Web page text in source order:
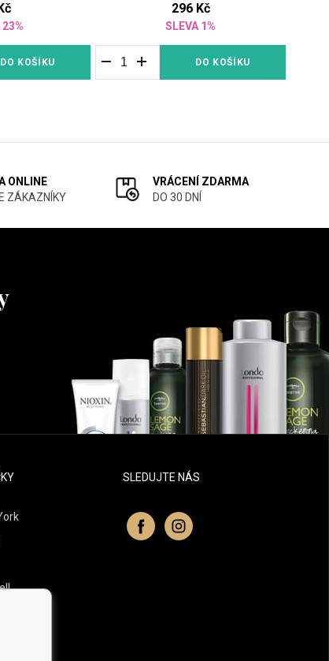
23%
DO KOŠÍKU
296 Kč
SLEVA 1%
DO KOŠÍKU
ONLINE
ZÁKAZNÍKY
VRÁCENÍ ZDARMA
DO 30 DNÍ
SLEDUJTE NÁS